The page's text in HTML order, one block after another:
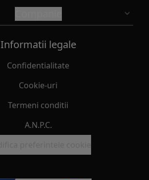
Informatii legale
Confidentialitate
Cookie-uri
Termeni conditii
A.N.P.C.